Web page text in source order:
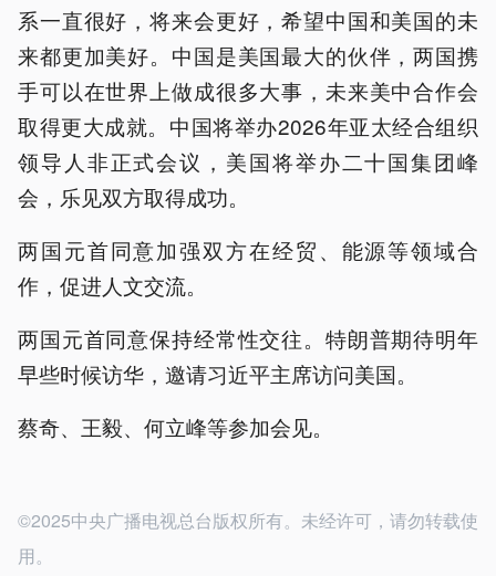
系一直很好，将来会更好，希望中国和美国的未
来都更加美好。中国是美国最大的伙伴，两国携
手可以在世界上做成很多大事，未来美中合作会
取得更大成就。中国将举办2026年亚太经合组织
领导人非正式会议，美国将举办二十国集团峰
会，乐见双方取得成功。
两国元首同意加强双方在经贸、能源等领域合
作，促进人文交流。
两国元首同意保持经常性交往。特朗普期待明年
早些时候访华，邀请习近平主席访问美国。
蔡奇、王毅、何立峰等参加会见。
©2025中央广播电视总台版权所有。未经许可，请勿转载使
用。